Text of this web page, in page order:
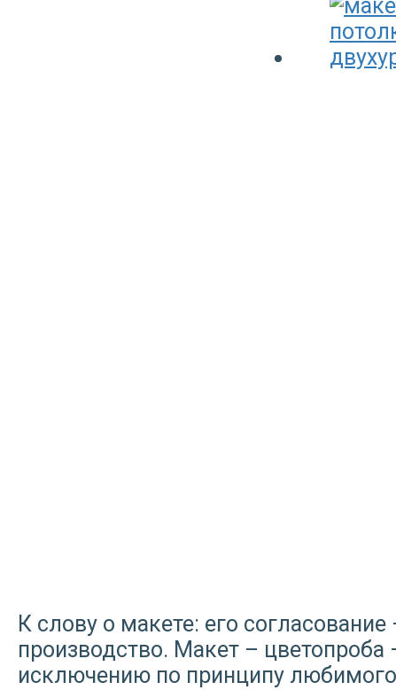
К слову о макете: его
производство. Макет –
исключению по принципу любимого